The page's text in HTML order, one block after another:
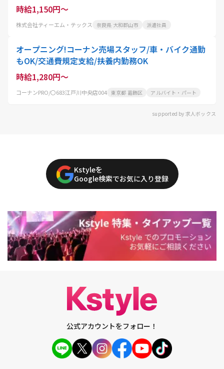
時給1,150円～
株式会社ティーエム・テックス 奈良県 大和郡山市 派遣社員
オープニング!コーナン売場スタッフ/車・バイク通勤
もOK/交通費規定支給/扶養内勤務OK
時給1,280円～
コーナンPRO/〇683江戸川中央店004 東京都 葛飾区 アルバイト・パート
supported by 求人ボックス
Kstyleを
Google検索でお気に入り登録
公式アカウントをフォロー！